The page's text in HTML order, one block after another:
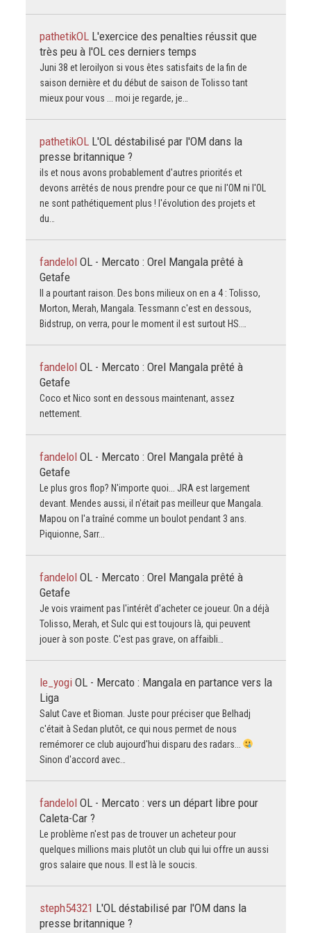
pathetikOL L'exercice des penalties réussit que
très peu à l'OL ces derniers temps
Juni 38 et leroilyon si vous êtes satisfaits de la fin de
saison dernière et du début de saison de Tolisso tant
mieux pour vous ... moi je regarde, je…
pathetikOL L'OL déstabilisé par l'OM dans la
presse britannique ?
ils et nous avons probablement d'autres priorités et
devons arrêtés de nous prendre pour ce que ni l'OM ni l'OL
ne sont pathétiquement plus ! l'évolution des projets et
du…
fandelol OL - Mercato : Orel Mangala prêté à
Getafe
Il a pourtant raison. Des bons milieux on en a 4 : Tolisso,
Morton, Merah, Mangala. Tessmann c'est en dessous,
Bidstrup, on verra, pour le moment il est surtout HS.…
fandelol OL - Mercato : Orel Mangala prêté à
Getafe
Coco et Nico sont en dessous maintenant, assez
nettement.
fandelol OL - Mercato : Orel Mangala prêté à
Getafe
Le plus gros flop? N'importe quoi... JRA est largement
devant. Mendes aussi, il n'était pas meilleur que Mangala.
Mapou on l'a traîné comme un boulot pendant 3 ans.
Piquionne, Sarr...
fandelol OL - Mercato : Orel Mangala prêté à
Getafe
Je vois vraiment pas l'intérêt d'acheter ce joueur. On a déjà
Tolisso, Merah, et Sulc qui est toujours là, qui peuvent
jouer à son poste. C'est pas grave, on affaibli…
le_yogi OL - Mercato : Mangala en partance vers la
Liga
Salut Cave et Bioman. Juste pour préciser que Belhadj
c'était à Sedan plutôt, ce qui nous permet de nous
remémorer ce club aujourd'hui disparu des radars...
Sinon d'accord avec…
fandelol OL - Mercato : vers un départ libre pour
Caleta-Car ?
Le problème n'est pas de trouver un acheteur pour
quelques millions mais plutôt un club qui lui offre un aussi
gros salaire que nous. Il est là le soucis.
steph54321 L'OL déstabilisé par l'OM dans la
presse britannique ?